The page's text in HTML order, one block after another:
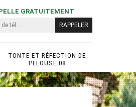
GRATUITEMENT
TONTE ET RÉFECTION DE
PELOUSE 08